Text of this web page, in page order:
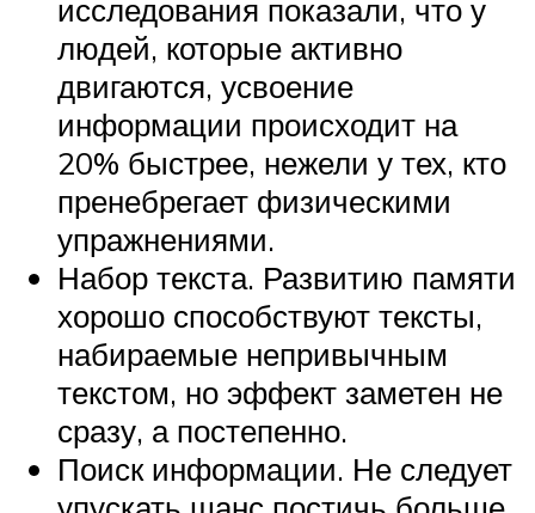
исследования показали, что у
людей, которые активно
двигаются, усвоение
информации происходит на
20% быстрее, нежели у тех, кто
пренебрегает физическими
упражнениями.
Набор текста. Развитию памяти
хорошо способствуют тексты,
набираемые непривычным
текстом, но эффект заметен не
сразу, а постепенно.
Поиск информации. Не следует